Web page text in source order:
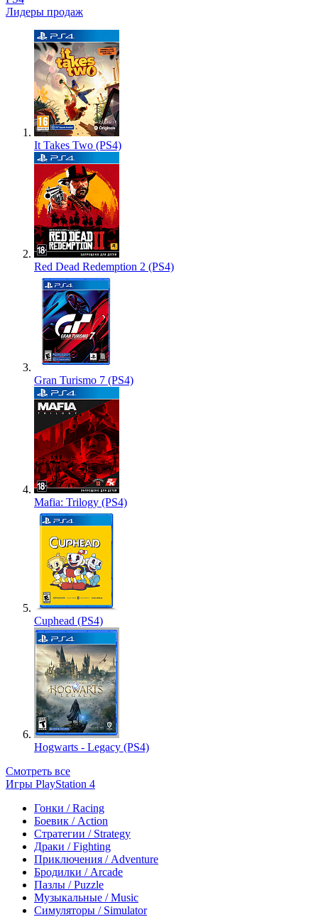
Лидеры продаж
It Takes Two (PS4)
Red Dead Redemption 2 (PS4)
Gran Turismo 7 (PS4)
Mafia: Trilogy (PS4)
Cuphead (PS4)
Hogwarts - Legacy (PS4)
Смотреть все
Игры PlayStation 4
Гонки / Racing
Боевик / Action
Стратегии / Strategy
Драки / Fighting
Приключения / Adventure
Бродилки / Arcade
Пазлы / Puzzle
Музыкальные / Music
Симуляторы / Simulator